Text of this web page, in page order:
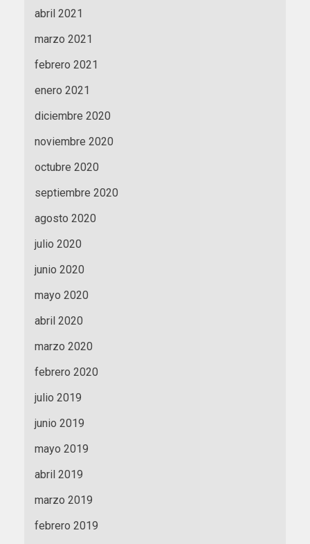
abril 2021
marzo 2021
febrero 2021
enero 2021
diciembre 2020
noviembre 2020
octubre 2020
septiembre 2020
agosto 2020
julio 2020
junio 2020
mayo 2020
abril 2020
marzo 2020
febrero 2020
julio 2019
junio 2019
mayo 2019
abril 2019
marzo 2019
febrero 2019